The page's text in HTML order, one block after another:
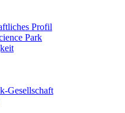
Profil
Park
Gesellschaft